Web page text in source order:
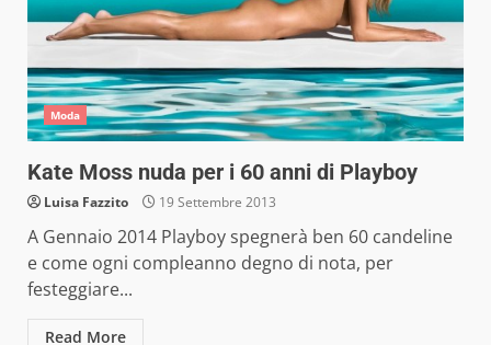
Moda
Kate Moss nuda per i 60 anni di Playboy
Luisa Fazzito 19 Settembre 2013
A Gennaio 2014 Playboy spegnerà ben 60 candeline
e come ogni compleanno degno di nota, per
festeggiare...
Read More